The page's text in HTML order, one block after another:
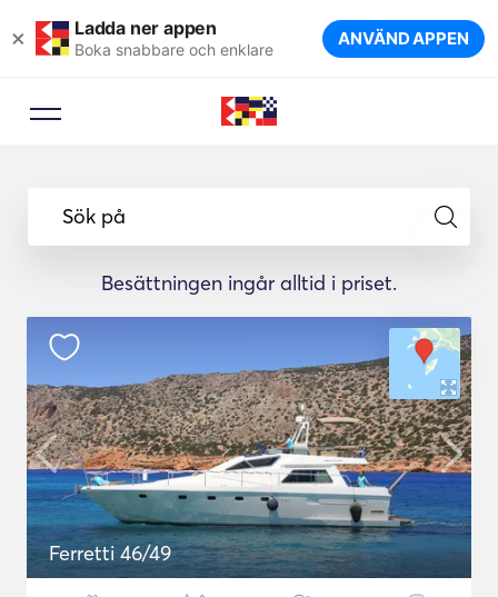
× Ladda ner appen
Boka snabbare och enklare ANVÄND APPEN
Sök på
Besättningen ingår alltid i priset.
Ferretti 46/49